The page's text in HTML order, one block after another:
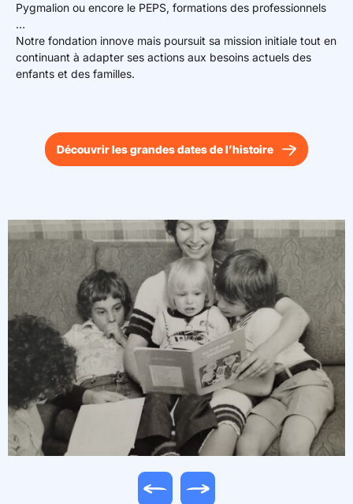
Pygmalion ou encore le PEPS, formations des professionnels
…
Notre fondation innove mais poursuit sa mission initiale tout en
continuant à adapter ses actions aux besoins actuels des
enfants et des familles.
Découvrir les grandes dates de l’histoire